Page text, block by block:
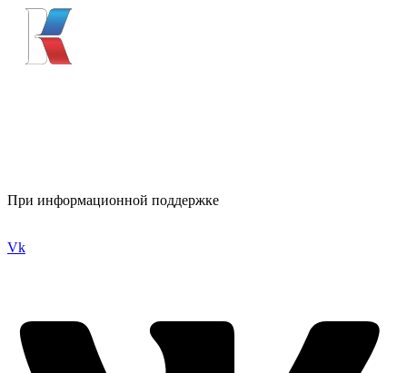
При информационной поддержке
Vk